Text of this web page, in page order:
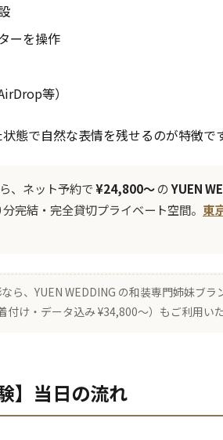
ーを操作
AirDrop等）
態で自然な表情を残せるのが特徴です
、ネット予約で¥24,800〜のYUEN
完結・完全貸切プライベート空間。 東
ら、YUEN WEDDING の和装専門姉妹ブラ
付け・データ込み ¥34,800〜）もご利用い
】当日の流れ